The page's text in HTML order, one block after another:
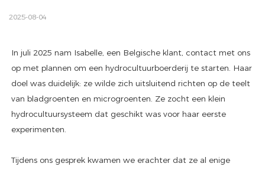
2025-08-04
In juli 2025 nam Isabelle, een Belgische klant, contact met ons
op met plannen om een hydrocultuurboerderij te starten. Haar
doel was duidelijk: ze wilde zich uitsluitend richten op de teelt
van bladgroenten en microgroenten. Ze zocht een klein
hydrocultuursysteem dat geschikt was voor haar eerste
experimenten.
Tijdens ons gesprek kwamen we erachter dat ze al enige